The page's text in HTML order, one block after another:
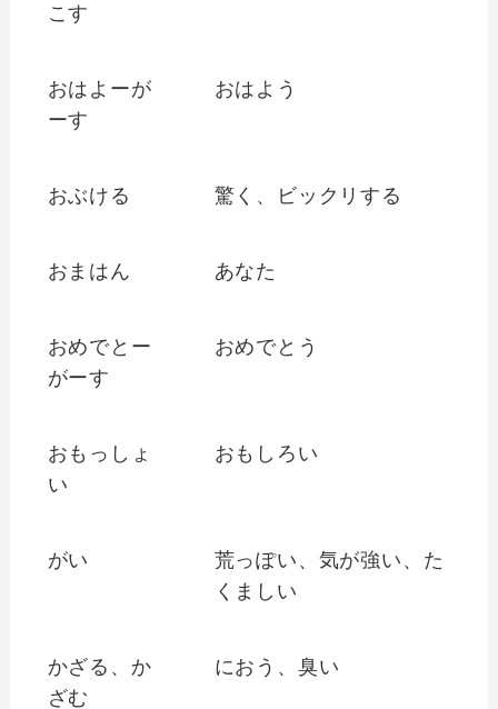
こす
おはよーが
ーす
おはよう
おぶける 驚く、ビックリする
おまはん あなた
おめでとー
がーす
おめでとう
おもっしょ
い
おもしろい
がい
荒っぽい、気が強い、た
くましい
かざる、か
ざむ
におう、臭い